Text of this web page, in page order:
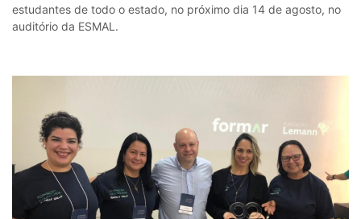
estudantes de todo o estado, no próximo dia 14 de agosto, no
auditório da ESMAL.